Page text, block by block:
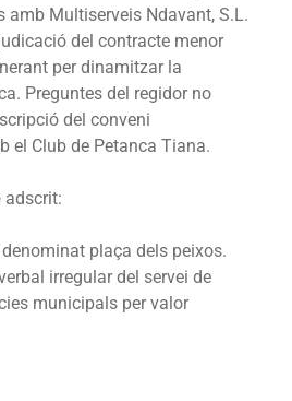
amb Multiserveis Ndavant, S.L.
del contracte menor
per dinamitzar la
Preguntes del regidor no
del conveni
el Club de Petanca Tiana.
adscrit:
plaça dels peixos.
irregular del servei de
municipals per valor